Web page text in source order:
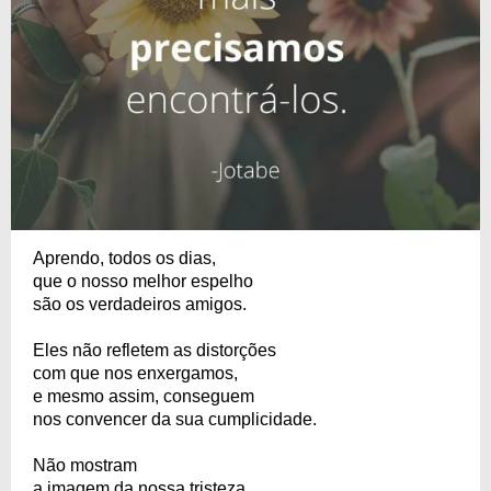
Aprendo, todos os dias,
que o nosso melhor espelho
são os verdadeiros amigos.
Eles não refletem as distorções
com que nos enxergamos,
e mesmo assim, conseguem
nos convencer da sua cumplicidade.
Não mostram